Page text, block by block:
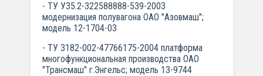
- ТУ У35.2-322588888-539-2003
модернизация полувагона ОАО "Азовмаш";
модель 12-1704-03
- ТУ 3182-002-47766175-2004 платформа
многофункциональная производства ОАО
"Трансмаш" г.Энгельс; модель 13-9744